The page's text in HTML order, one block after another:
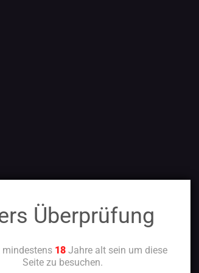
Überprüfung
mindestens 18Jahre alt sein um diese
Seite zu besuchen.